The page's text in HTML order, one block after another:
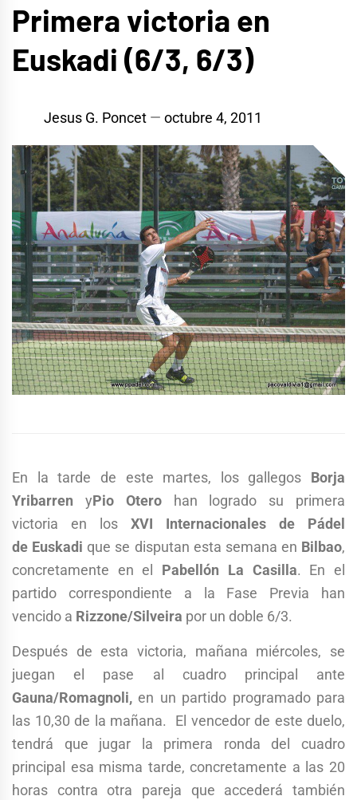
Primera victoria en
Euskadi (6/3, 6/3)
Jesus G. Poncet octubre 4, 2011
En la tarde de este martes, los gallegos Borja
Yribarren yPio Oterohan logrado su primera
victoria en los XVI Internacionales de Pádel
de Euskadi que se disputan esta semana en Bilbao,
concretamente en el Pabellón La Casilla. En el
partido correspondiente a la Fase Previa han
vencido a Rizzone/Silveira por un doble 6/3.
Después de esta victoria, mañana miércoles, se
juegan el pase al cuadro principal ante
Gauna/Romagnoli, en un partido programado para
las 10,30 de la mañana. El vencedor de este duelo,
tendrá que jugar la primera ronda del cuadro
principal esa misma tarde, concretamente a las 20
horas contra otra pareja que accederá también